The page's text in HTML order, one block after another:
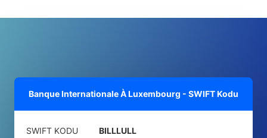
Banque Internationale À Luxembourg - SWIFT Kodu
SWIFT KODU BILLLULL